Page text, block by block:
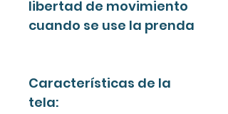
libertad de movimiento
cuando se use la prenda
Características de la
tela: